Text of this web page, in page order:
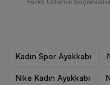
Kadın Spor Ayakkabı
Nike Kadın Ayakkabı